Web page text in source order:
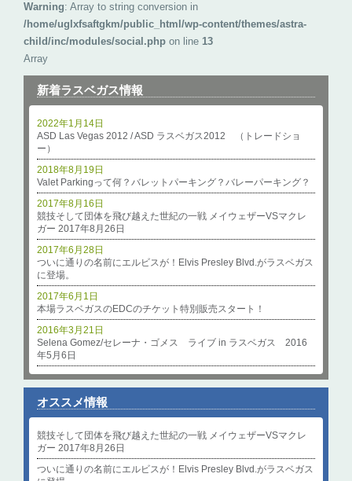
新着ラスベガス情報
ASD Las Vegas 2012 / ASD ラスベガス2012 （トレードショ
ー）
2022年1月14日
Valet Parkingって何？バレットパーキング？バレーパーキング？
2018年8月19日
競技そして団体を飛び越えた世紀の一戦 メイウェザーVSマクレ
ガー 2017年8月26日
2017年8月16日
ついに通りの名前にエルビスが！Elvis Presley Blvd.がラスベガス
に登場。
2017年6月28日
本場ラスベガスのEDCのチケット特別販売スタート！
2017年6月1日
Selena Gomez/セレーナ・ゴメス ライブ in ラスベガス 2016
年5月6日
2016年3月21日
オススメ情報
競技そして団体を飛び越えた世紀の一戦 メイウェザーVSマクレ
ガー 2017年8月26日
ついに通りの名前にエルビスが！Elvis Presley Blvd.がラスベガス
Warning: Array to string conversion in
/home/uglxfsaftgkm/public_html/wp-content/themes/astra-
child/inc/modules/social.php on line 13
Array